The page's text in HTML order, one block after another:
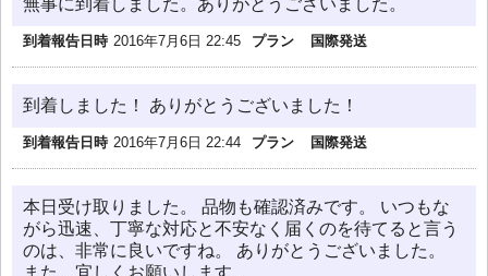
無事に到着しました。ありがとうございました。
到着報告日時 2016年7月6日 22:45 プラン 国際発送
到着しました！ ありがとうございました！
到着報告日時 2016年7月6日 22:44 プラン 国際発送
本日受け取りました。 品物も確認済みです。 いつもな
がら迅速、丁寧な対応と不安なく届くのを待てると言う
のは、非常に良いですね。 ありがとうございました。
また、宜しくお願いします。